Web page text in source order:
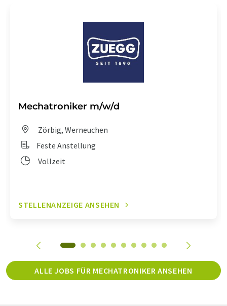
Mechatroniker m/w/d
Zörbig, Werneuchen
Feste Anstellung
Vollzeit
STELLENANZEIGE ANSEHEN
ALLE JOBS FÜR MECHATRONIKER ANSEHEN